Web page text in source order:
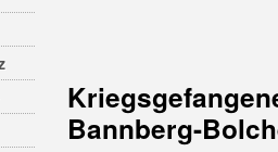
Bannberg-